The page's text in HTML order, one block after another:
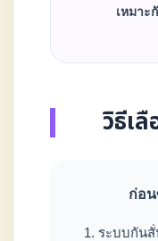
เหมาะ
วิธีเ
ก่อน
1. ระบบกันสั่